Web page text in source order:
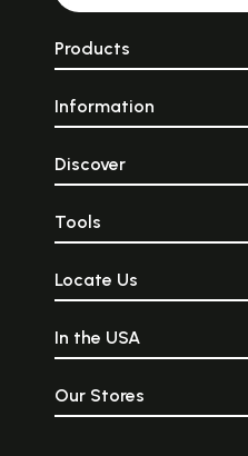
Products
Information
Discover
Tools
Locate Us
In the USA
Our Stores